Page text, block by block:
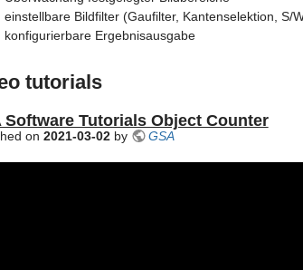
einstellbare Bildfilter (Gaufilter, Kantenselektion, S/
konfigurierbare Ergebnisausgabe
tutorials
Software Tutorials Object Counter
on 2021-03-02by GSA